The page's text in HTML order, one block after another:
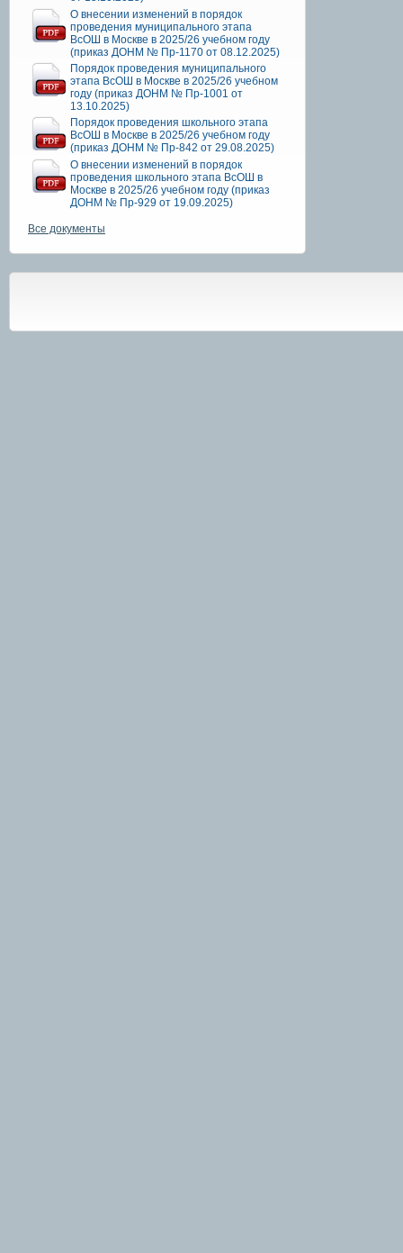
О внесении изменений в порядок
проведения муниципального этапа
ВсОШ в Москве в 2025/26 учебном году
(приказ ДОНМ № Пр-1170 от 08.12.2025)
Порядок проведения муниципального
этапа ВсОШ в Москве в 2025/26 учебном
году (приказ ДОНМ № Пр-1001 от
13.10.2025)
Порядок проведения школьного этапа
ВсОШ в Москве в 2025/26 учебном году
(приказ ДОНМ № Пр-842 от 29.08.2025)
О внесении изменений в порядок
проведения школьного этапа ВсОШ в
Москве в 2025/26 учебном году (приказ
ДОНМ № Пр-929 от 19.09.2025)
Все документы